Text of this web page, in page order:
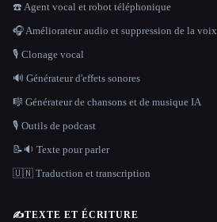
☎️ Agent vocal et robot téléphonique
🎧 Améliorateur audio et suppression de la voix
🎙️ Clonage vocal
🔊 Générateur d'effets sonores
🎼 Générateur de chansons et de musique IA
🎙️ Outils de podcast
📝🔉 Texte pour parler
🇺🇳 Traduction et transcription
✍️TEXTE ET ÉCRITURE